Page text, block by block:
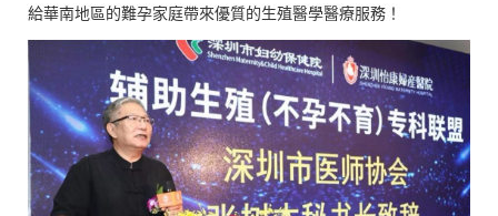
給華南地區的難孕家庭帶來優質的生殖醫學醫療服務！